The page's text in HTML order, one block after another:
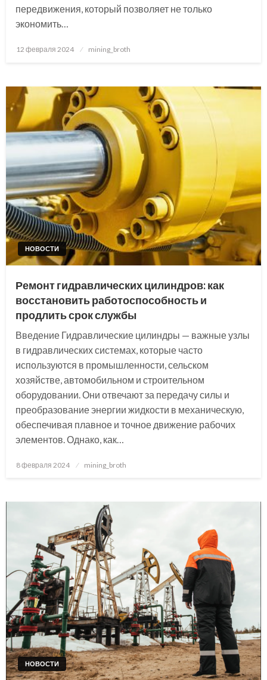
передвижения, который позволяет не только
экономить…
Posted
12 февраля 2024 mining_broth
НОВОСТИ
Ремонт гидравлических цилиндров: как
восстановить работоспособность и
продлить срок службы
Введение Гидравлические цилиндры — важные узлы
в гидравлических системах, которые часто
используются в промышленности, сельском
хозяйстве, автомобильном и строительном
оборудовании. Они отвечают за передачу силы и
преобразование энергии жидкости в механическую,
обеспечивая плавное и точное движение рабочих
элементов. Однако, как…
Posted
8 февраля 2024 mining_broth
НОВОСТИ